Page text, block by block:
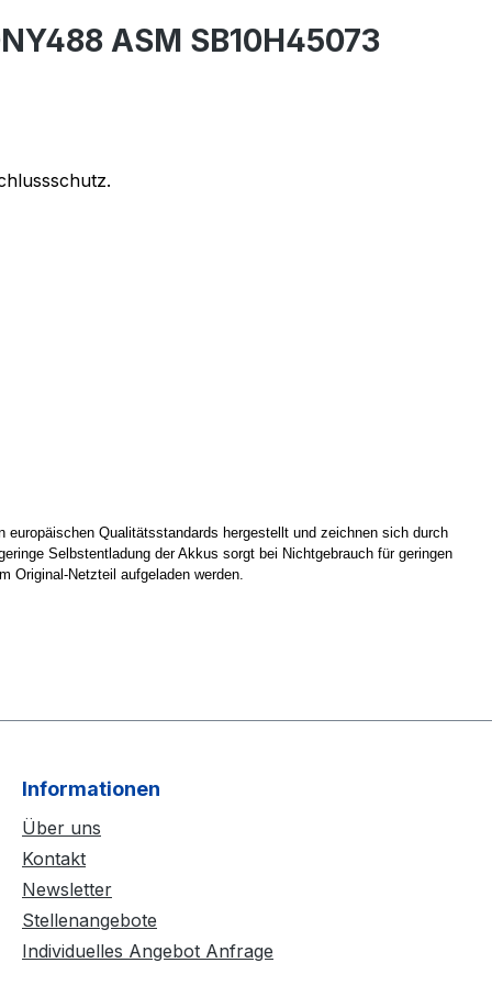
ASM SB10H45073
Qualitätsstandards hergestellt und zeichnen sich durch
Selbstentladung der Akkus sorgt bei Nichtgebrauch für geringen
Original-Netzteil aufgeladen werden.
Informationen
Über uns
Kontakt
Newsletter
Stellenangebote
Individuelles Angebot Anfrage